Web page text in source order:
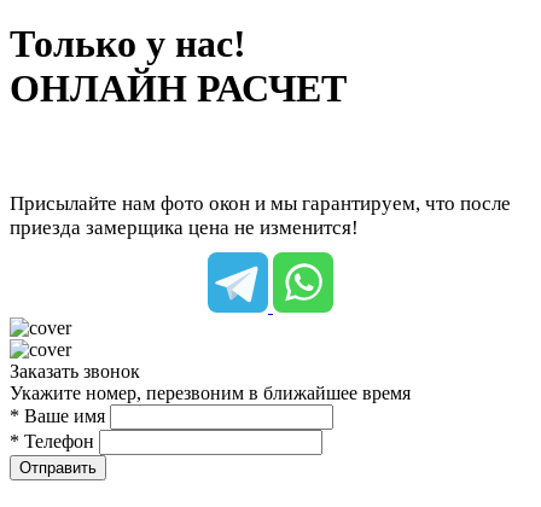
Только у нас!
ОНЛАЙН РАСЧЕТ
Присылайте нам фото окон и мы гарантируем, что после
приезда замерщика цена не изменится!
Заказать звонок
Укажите номер, перезвоним в ближайшее время
* Ваше имя
* Телефон
Отправить